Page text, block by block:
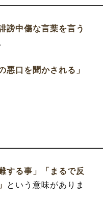
謗中傷な言葉を言う
悪口を聞かされる」
する事」
「まるで反
という意味がありま